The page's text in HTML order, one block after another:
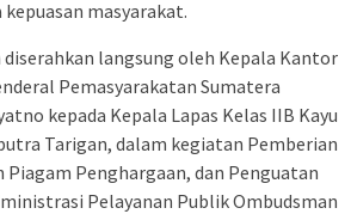
masyarakat.
langsung oleh Kepala Kantor
Pemasyarakatan Sumatera
kepada Kepala Lapas Kelas IIB Kayu
Tarigan, dalam kegiatan Pemberian
Piagam Penghargaan, dan Penguatan
Pelayanan Publik Ombudsman